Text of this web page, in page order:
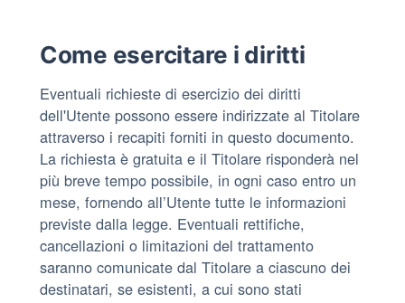
Come esercitare i diritti
Eventuali richieste di esercizio dei diritti
dell'Utente possono essere indirizzate al Titolare
attraverso i recapiti forniti in questo documento.
La richiesta è gratuita e il Titolare risponderà nel
più breve tempo possibile, in ogni caso entro un
mese, fornendo all’Utente tutte le informazioni
previste dalla legge. Eventuali rettifiche,
cancellazioni o limitazioni del trattamento
saranno comunicate dal Titolare a ciascuno dei
destinatari, se esistenti, a cui sono stati